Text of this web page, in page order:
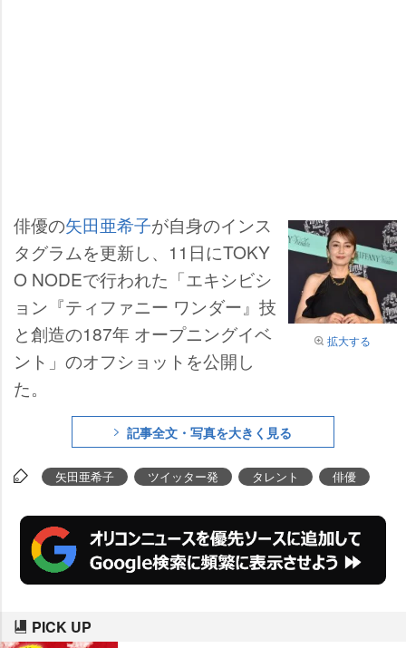
拡大する
俳優の矢田亜希子が自身のインス
タグラムを更新し、11日にTOKY
O NODEで行われた「エキシビシ
ョン『ティファニー ワンダー』技
と創造の187年 オープニングイベ
ント」のオフショットを公開し
た。
記事全文・写真を大きく見る
矢田亜希子 ツイッター発 タレント 俳優
PICK UP